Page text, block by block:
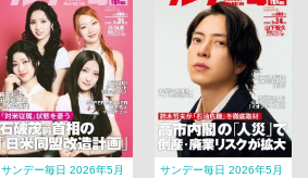
サンデー毎日 2026年5月
サンデー毎日 2026年5月